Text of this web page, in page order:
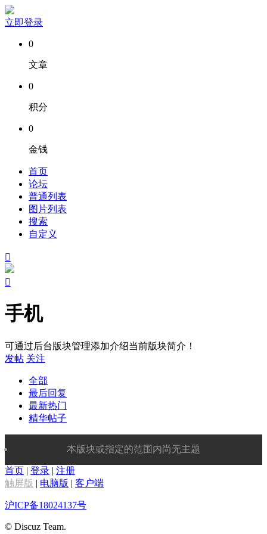
立即登录
0
文章
0
积分
0
金钱
首页
论坛
普通列表
图片列表
搜索
自定义


手机
可通过后台版块管理添加介绍当前版块简介！
发帖 关注
全部
最后回复
最新热门
精华帖子
本版块或指定的范围内尚无主题
首页 | 登录 | 注册
触屏版 | 电脑版 | 客户端
沪ICP备18024137号
© Discuz Team.